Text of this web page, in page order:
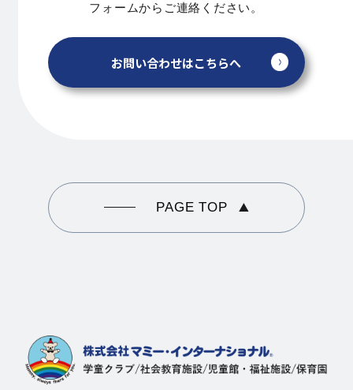
フォームからご連絡ください。
お問い合わせはこちらへ
PAGE TOP